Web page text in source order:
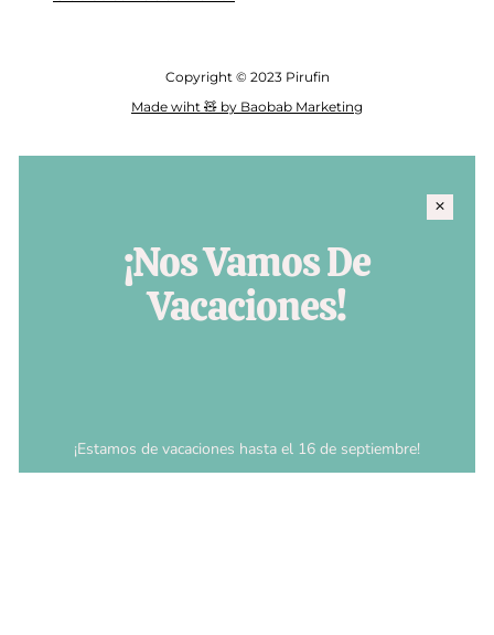
Copyright © 2023 Pirufin
Made wiht 🧸 by Baobab Marketing
¡Nos Vamos De
Vacaciones!
¡Estamos de vacaciones hasta el 16 de septiembre!